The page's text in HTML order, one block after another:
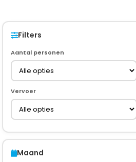
Filters
Aantal personen
Vervoer
Maand